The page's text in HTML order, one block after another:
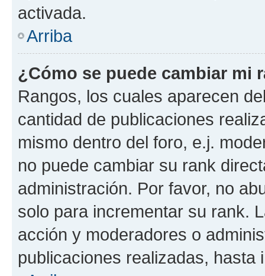
activada.
Arriba
¿Cómo se puede cambiar mi
Rangos, los cuales aparecen
cantidad de publicaciones
mismo dentro del foro, e.j.
no puede cambiar su rank
administración. Por favor, no
solo para incrementar su rank.
acción y moderadores o
publicaciones realizadas, hasta